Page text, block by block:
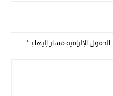
الحقول الإلزامية مشار إليها بـ*